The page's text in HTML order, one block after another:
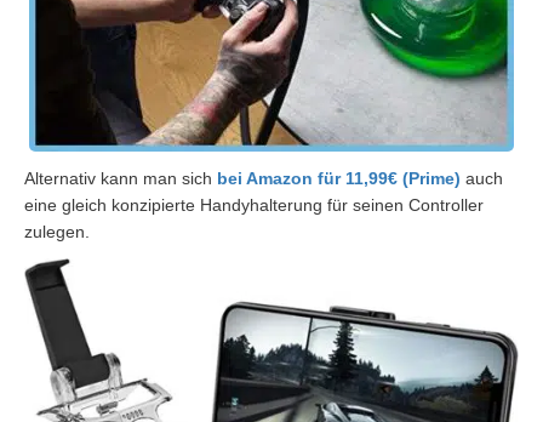
Alternativ kann man sich bei Amazon für 11,99€ (Prime) auch
eine gleich konzipierte Handyhalterung für seinen Controller
zulegen.